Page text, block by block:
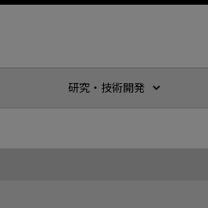
研究・技術開発